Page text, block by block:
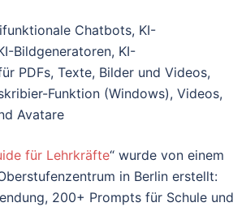
Chatbots, KI-
Bildgeneratoren, KI-
PDFs, Texte, Bilder und Videos,
Funktion (Windows), Videos,
Avatare
für Lehrkräfte“ wurde von einem
in Berlin erstellt:
200+ Prompts für Schule und